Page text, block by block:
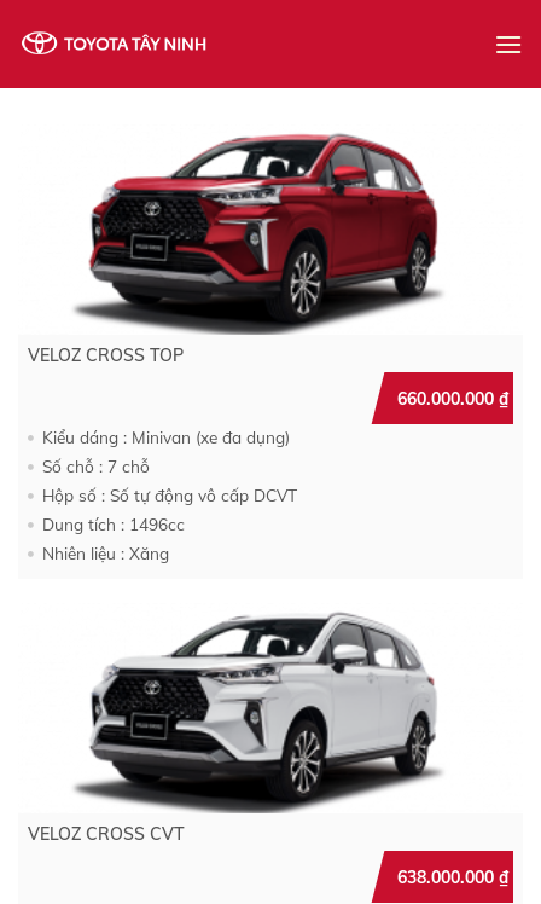
VELOZ CROSS TOP
660.000.000₫
Kiểu dáng : Minivan (xe đa dụng)
Số chỗ : 7 chỗ
Hộp số : Số tự động vô cấp DCVT
Dung tích : 1496cc
Nhiên liệu : Xăng
VELOZ CROSS CVT
638.000.000₫